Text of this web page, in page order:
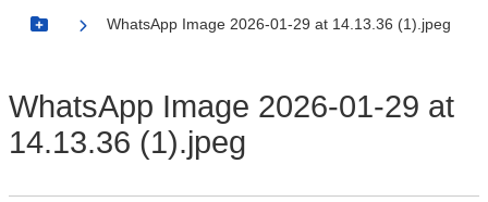
Botão Menu
WhatsApp Image 2026-01-29 at 14.13.36 (1).jpeg
WhatsApp Image 2026-01-29 at
14.13.36 (1).jpeg